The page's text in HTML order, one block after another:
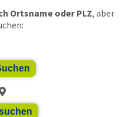
Ortsname oder PLZ, aber